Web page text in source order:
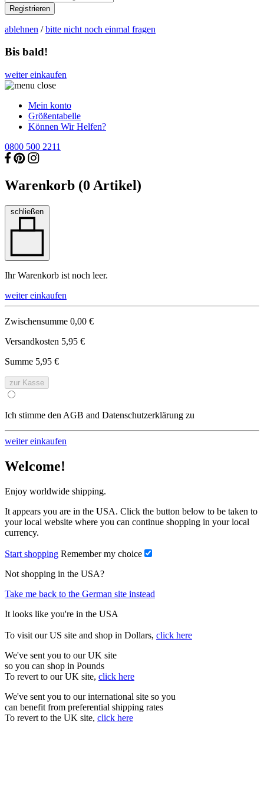
Registrieren
ablehnen /bitte nicht noch einmal fragen
Bis bald!
weiter einkaufen
Mein konto
Größentabelle
Können Wir Helfen?
0800 500 2211
Warenkorb (0 Artikel)
schließen
Ihr Warenkorb ist noch leer.
weiter einkaufen
Zwischensumme 0,00 €
Versandkosten 5,95 €
Summe 5,95 €
zur Kasse
Ich stimme den AGB and Datenschutzerklärung zu
weiter einkaufen
Welcome!
Enjoy worldwide shipping.
It appears you are in the USA. Click the button below to be taken to
your local website where you can continue shopping in your local
currency.
Start shopping Remember my choice
Not shopping in the USA?
Take me back to the German site instead
It looks like you're in the USA
To visit our US site and shop in Dollars, click here
We've sent you to our UK site
so you can shop in Pounds
To revert to our UK site, click here
We've sent you to our international site so you
can benefit from preferential shipping rates
To revert to the UK site, click here